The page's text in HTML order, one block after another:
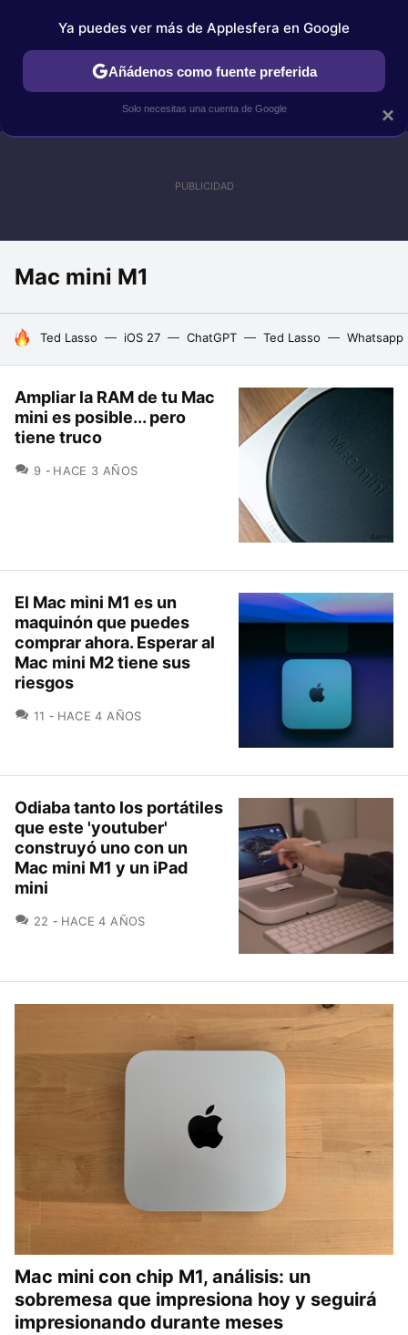
IPHONE TUTORIALES APPLESFERA SELECCIÓN
Mac mini M1
HOY SE HABLA DE
Ted Lasso iOS 27 ChatGPT Ted Lasso Whatsapp
Ampliar la RAM de tu Mac
mini es posible... pero
tiene truco
9 COMENTARIOS
HACE 3 AÑOS
El Mac mini M1 es un
maquinón que puedes
comprar ahora. Esperar al
Mac mini M2 tiene sus
riesgos
11 COMENTARIOS
HACE 4 AÑOS
Odiaba tanto los portátiles
que este 'youtuber'
construyó uno con un
Mac mini M1 y un iPad
mini
22 COMENTARIOS
HACE 4 AÑOS
Mac mini con chip M1, análisis: un
sobremesa que impresiona hoy y seguirá
impresionando durante meses
×
Ya puedes ver más de Applesfera en Google
Añádenos como fuente preferida
Solo necesitas una cuenta de Google